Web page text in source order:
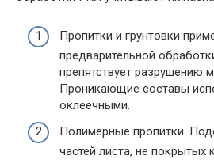
Пропитки и грунтовки
предварительной
препятствует разрушению
Проникающие составы
оклеечными.
Полимерные пропитки.
частей листа, не покрытых